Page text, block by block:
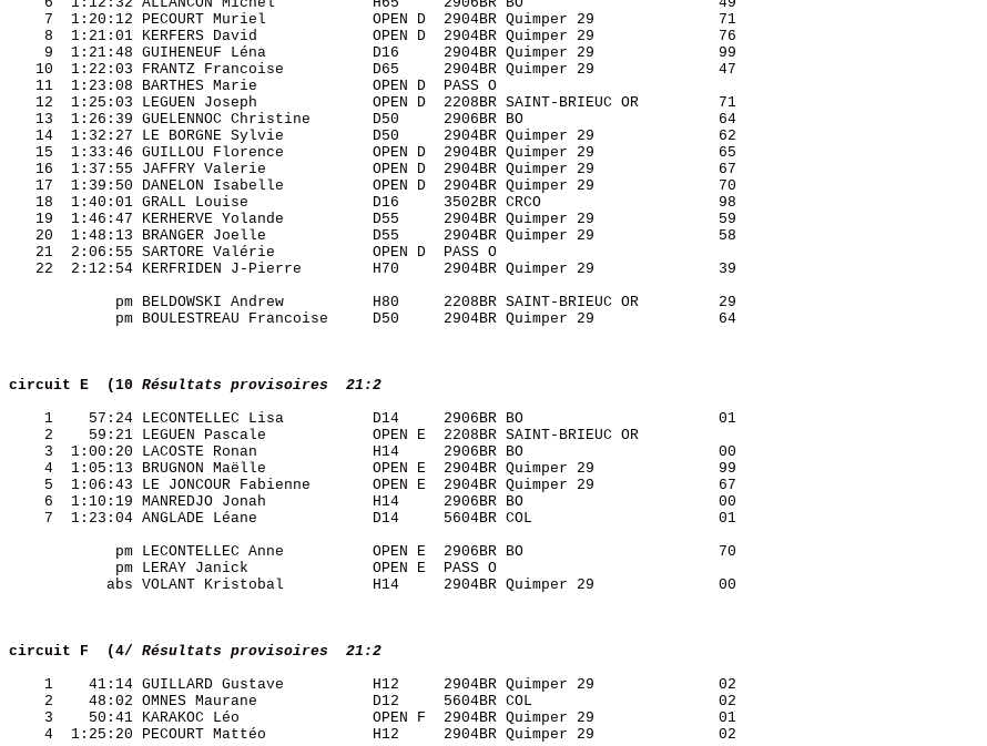
    7  1:20:12 PECOURT Muriel            OPEN D  2904BR Quimper 29              71
    8  1:21:01 KERFERS David             OPEN D  2904BR Quimper 29              76
    9  1:21:48 GUIHENEUF Léna            D16     2904BR Quimper 29              99
   10  1:22:03 FRANTZ Francoise          D65     2904BR Quimper 29              47
   11  1:23:08 BARTHES Marie             OPEN D  PASS O
   12  1:25:03 LEGUEN Joseph             OPEN D  2208BR SAINT-BRIEUC OR         71
   13  1:26:39 GUELENNOC Christine       D50     2906BR BO                      64
   14  1:32:27 LE BORGNE Sylvie          D50     2904BR Quimper 29              62
   15  1:33:46 GUILLOU Florence          OPEN D  2904BR Quimper 29              65
   16  1:37:55 JAFFRY Valerie            OPEN D  2904BR Quimper 29              67
   17  1:39:50 DANELON Isabelle          OPEN D  2904BR Quimper 29              70
   18  1:40:01 GRALL Louise              D16     3502BR CRCO                    98
   19  1:46:47 KERHERVE Yolande          D55     2904BR Quimper 29              59
   20  1:48:13 BRANGER Joelle            D55     2904BR Quimper 29              58
   21  2:06:55 SARTORE Valérie           OPEN D  PASS O
   22  2:12:54 KERFRIDEN J-Pierre        H70     2904BR Quimper 29              39
            pm BELDOWSKI Andrew          H80     2208BR SAINT-BRIEUC OR         29
            pm BOULESTREAU Francoise     D50     2904BR Quimper 29              64
circuit E  (10 Résultats provisoires  21:2
    1    57:24 LECONTELLEC Lisa          D14     2906BR BO                      01
    2    59:21 LEGUEN Pascale            OPEN E  2208BR SAINT-BRIEUC OR
    3  1:00:20 LACOSTE Ronan             H14     2906BR BO                      00
    4  1:05:13 BRUGNON Maëlle            OPEN E  2904BR Quimper 29              99
    5  1:06:43 LE JONCOUR Fabienne       OPEN E  2904BR Quimper 29              67
    6  1:10:19 MANREDJO Jonah            H14     2906BR BO                      00
    7  1:23:04 ANGLADE Léane             D14     5604BR COL                     01
            pm LECONTELLEC Anne          OPEN E  2906BR BO                      70
            pm LERAY Janick              OPEN E  PASS O
           abs VOLANT Kristobal          H14     2904BR Quimper 29              00
circuit F  (4/ Résultats provisoires  21:2
    1    41:14 GUILLARD Gustave          H12     2904BR Quimper 29              02
    2    48:02 OMNES Maurane             D12     5604BR COL                     02
    3    50:41 KARAKOC Léo               OPEN F  2904BR Quimper 29              01
    4  1:25:20 PECOURT Mattéo            H12     2904BR Quimper 29              02